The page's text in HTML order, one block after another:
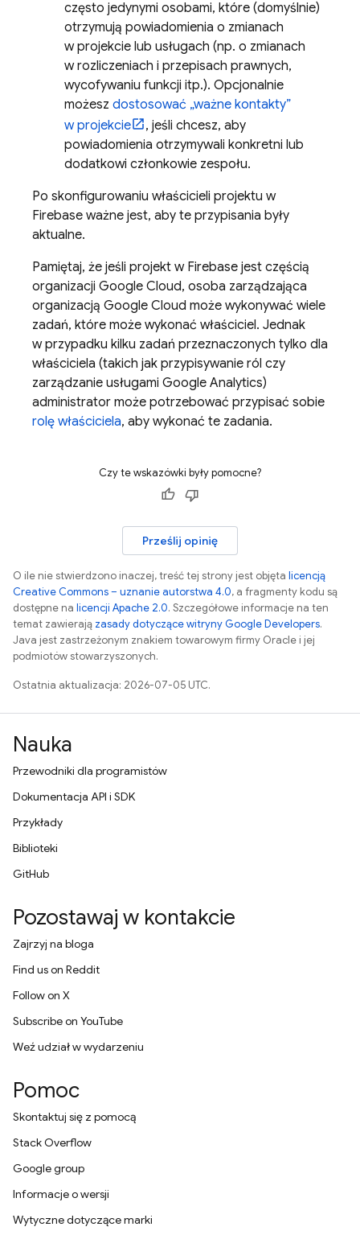
często jedynymi osobami, które (domyślnie)
otrzymują powiadomienia o zmianach
w projekcie lub usługach (np. o zmianach
w rozliczeniach i przepisach prawnych,
wycofywaniu funkcji itp.). Opcjonalnie
możesz dostosować „ważne kontakty”
w projekcie
, jeśli chcesz, aby
powiadomienia otrzymywali konkretni lub
dodatkowi członkowie zespołu.
Po skonfigurowaniu właścicieli projektu w
Firebase ważne jest, aby te przypisania były
aktualne.
Pamiętaj, że jeśli projekt w Firebase jest częścią
organizacji Google Cloud, osoba zarządzająca
organizacją Google Cloud może wykonywać wiele
zadań, które może wykonać właściciel. Jednak
w przypadku kilku zadań przeznaczonych tylko dla
właściciela (takich jak przypisywanie ról czy
zarządzanie usługami Google Analytics)
administrator może potrzebować przypisać sobie
rolę właściciela, aby wykonać te zadania.
Czy te wskazówki były pomocne?
Prześlij opinię
O ile nie stwierdzono inaczej, treść tej strony jest objęta licencją
Creative Commons – uznanie autorstwa 4.0, a fragmenty kodu są
dostępne na licencji Apache 2.0. Szczegółowe informacje na ten
temat zawierają zasady dotyczące witryny Google Developers.
Java jest zastrzeżonym znakiem towarowym firmy Oracle i jej
podmiotów stowarzyszonych.
Ostatnia aktualizacja: 2026-07-05 UTC.
Nauka
Przewodniki dla programistów
Dokumentacja API i SDK
Przykłady
Biblioteki
GitHub
Pozostawaj w kontakcie
Zajrzyj na bloga
Find us on Reddit
Follow on X
Subscribe on YouTube
Weź udział w wydarzeniu
Pomoc
Skontaktuj się z pomocą
Stack Overflow
Google group
Informacje o wersji
Wytyczne dotyczące marki